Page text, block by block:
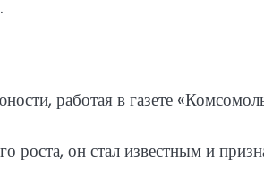
работая в газете
роста, он стал известным и